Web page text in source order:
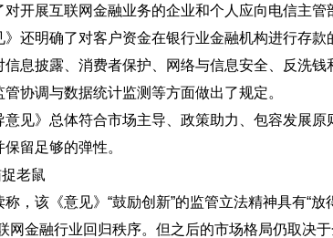
展互联网金融业务的企业和个人应向电信主管
还明确了对客户资金在银行业金融机构进行存款
息披露、消费者保护、网络与信息安全、反洗钱
协调与数据统计监测等方面做出了规定。
》总体符合市场主导、政策助力、包容发展原
留足够的弹性。
老鼠
该《意见》“鼓励创新”的监管立法精神具有“放
网金融行业回归秩序。但之后的市场格局仍取决